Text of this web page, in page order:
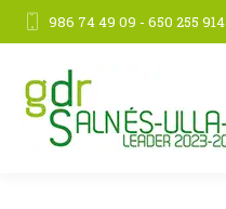
986 74 49 09 - 650 255 914